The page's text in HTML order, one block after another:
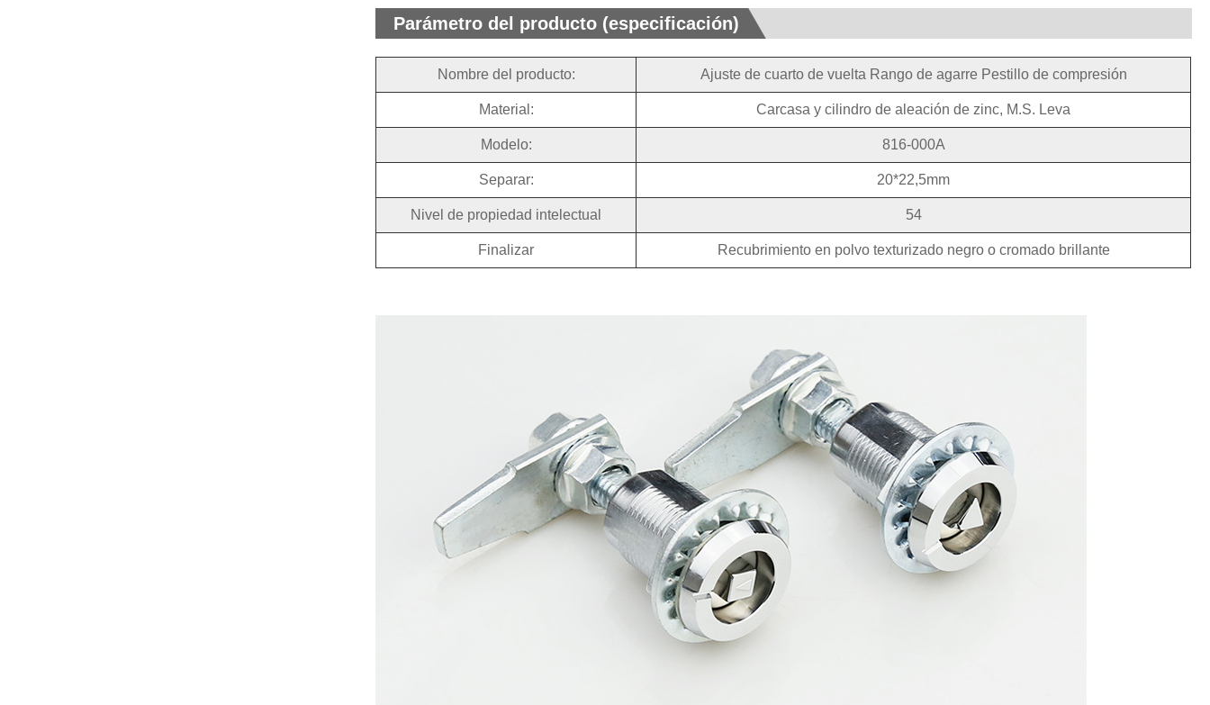
Parámetro del producto (especificación)
Nombre del producto: Ajuste de cuarto de vuelta Rango de agarre Pestillo de compresión
Material: Carcasa y cilindro de aleación de zinc, M.S. Leva
Modelo: 816-000A
Separar: 20*22,5mm
Nivel de propiedad intelectual 54
Finalizar Recubrimiento en polvo texturizado negro o cromado brillante